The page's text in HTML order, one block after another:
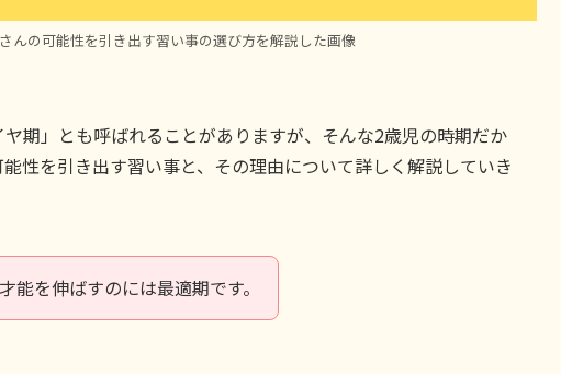
んの可能性を引き出す習い事の選び方を解説した画像
期」とも呼ばれることがありますが、そんな2歳児の時期だか
性を引き出す習い事と、その理由について詳しく解説していき
能を伸ばすのには最適期です。